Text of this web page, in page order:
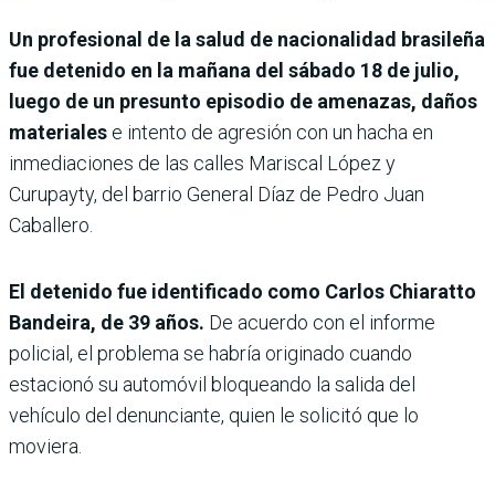
Un profesional de la salud de nacionalidad brasileña
fue detenido en la mañana del sábado 18 de julio,
luego de un presunto episodio de amenazas, daños
materiales e intento de agresión con un hacha en
inmediaciones de las calles Mariscal López y
Curupayty, del barrio General Díaz de Pedro Juan
Caballero.
El detenido fue identificado como Carlos Chiaratto
Bandeira, de 39 años. De acuerdo con el informe
policial, el problema se habría originado cuando
estacionó su automóvil bloqueando la salida del
vehículo del denunciante, quien le solicitó que lo
moviera.